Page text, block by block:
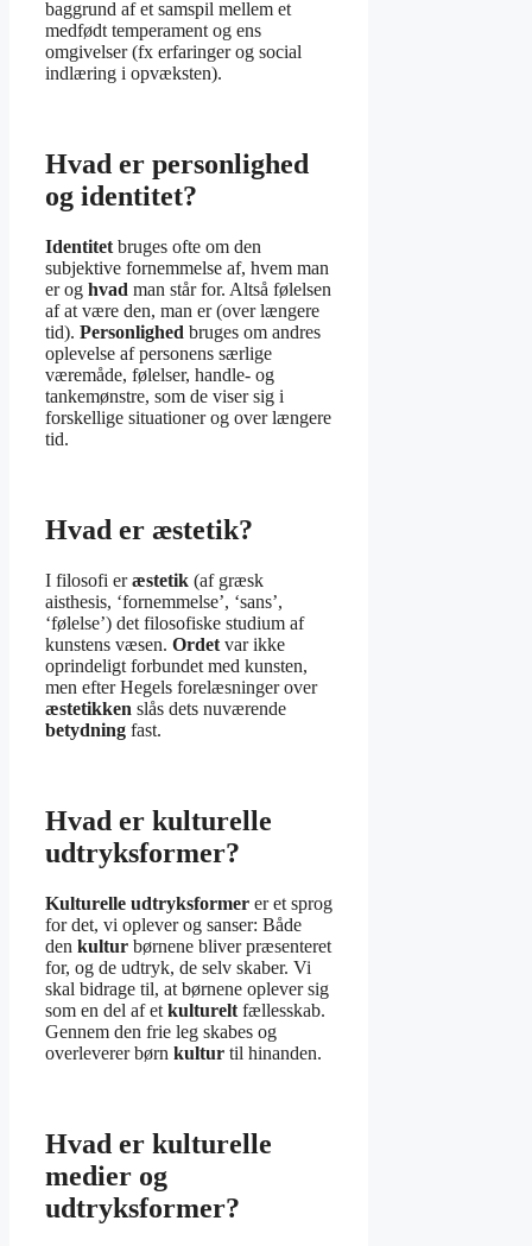
baggrund af et samspil mellem et
medfødt temperament og ens
omgivelser (fx erfaringer og social
indlæring i opvæksten).
Hvad er personlighed
og identitet?
Identitet bruges ofte om den
subjektive fornemmelse af, hvem man
er og hvad man står for. Altså følelsen
af at være den, man er (over længere
tid). Personlighed bruges om andres
oplevelse af personens særlige
væremåde, følelser, handle- og
tankemønstre, som de viser sig i
forskellige situationer og over længere
tid.
Hvad er æstetik?
I filosofi eræstetik (af græsk
aisthesis, ‘fornemmelse’, ‘sans’,
‘følelse’) det filosofiske studium af
kunstens væsen. Ordet var ikke
oprindeligt forbundet med kunsten,
men efter Hegels forelæsninger over
æstetikken slås dets nuværende
betydning fast.
Hvad er kulturelle
udtryksformer?
Kulturelle udtryksformer er et sprog
for det, vi oplever og sanser: Både
den kultur børnene bliver præsenteret
for, og de udtryk, de selv skaber. Vi
skal bidrage til, at børnene oplever sig
som en del af et kulturelt fællesskab.
Gennem den frie leg skabes og
overleverer børn kultur til hinanden.
Hvad er kulturelle
medier og
udtryksformer?